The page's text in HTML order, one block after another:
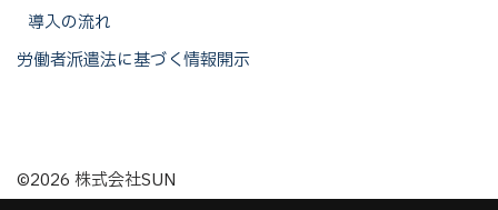
導入の流れ
労働者派遣法に基づく情報開示
©2026 株式会社SUN